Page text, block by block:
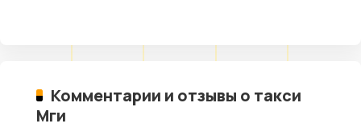
Комментарии и отзывы о такси
Мги